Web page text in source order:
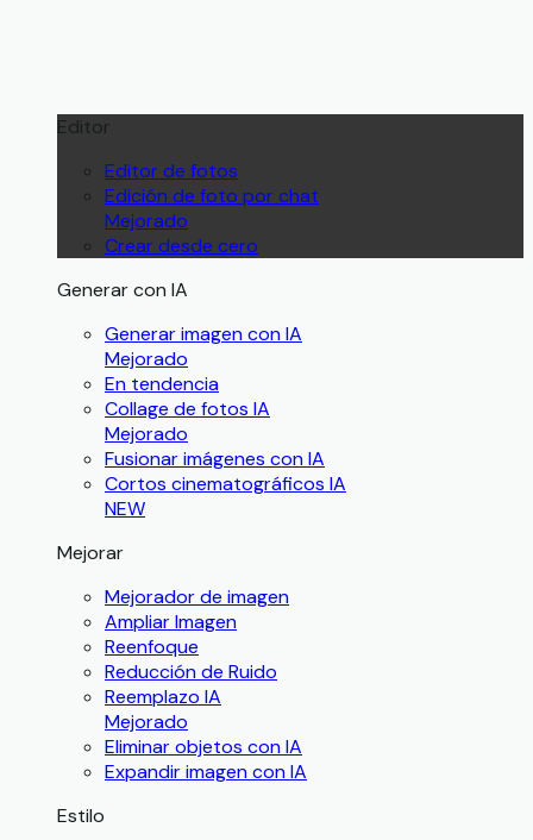
Editor
Editor de fotos
Edición de foto por chat
Mejorado
Crear desde cero
Generar con IA
Generar imagen con IA
Mejorado
En tendencia
Collage de fotos IA
Mejorado
Fusionar imágenes con IA
Cortos cinematográficos IA
NEW
Mejorar
Mejorador de imagen
Ampliar Imagen
Reenfoque
Reducción de Ruido
Reemplazo IA
Mejorado
Eliminar objetos con IA
Expandir imagen con IA
Estilo